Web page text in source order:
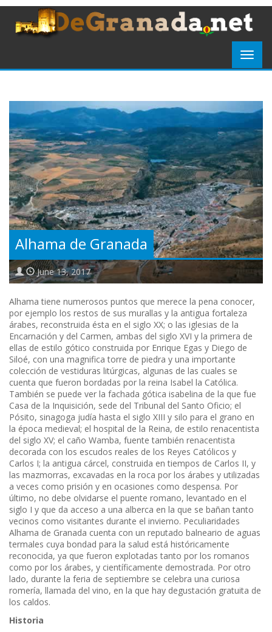
Alhama de Granada
June 13, 2017
Alhama tiene numerosos puntos que merece la pena conocer,
por ejemplo los restos de sus murallas y la antigua fortaleza
árabes, reconstruida ésta en el siglo XX; o las iglesias de la
Encarnación y del Carmen, ambas del siglo XVI y la primera de
ellas de estilo gótico construida por Enrique Egas y Diego de
Siloé, con una magnifica torre de piedra y una importante
colección de vestiduras litúrgicas, algunas de las cuales se
cuenta que fueron bordadas por la reina Isabel la Católica.
También se puede ver la fachada gótica isabelina de la que fue
Casa de la Inquisición, sede del Tribunal del Santo Oficio; el
Pósito, sinagoga judía hasta el siglo XIII y silo para el grano en
la época medieval; el hospital de la Reina, de estilo renacentista
del siglo XV; el caño Wamba, fuente también renacentista
decorada con los escudos reales de los Reyes Católicos y
Carlos I; la antigua cárcel, construida en tiempos de Carlos II, y
las mazmorras, excavadas en la roca por los árabes y utilizadas
a veces como prisión y en ocasiones como despensa. Por
último, no debe olvidarse el puente romano, levantado en el
siglo I y que da acceso a una alberca en la que se bañan tanto
vecinos como visitantes durante el invierno. Peculiaridades
Alhama de Granada cuenta con un reputado balneario de aguas
termales cuya bondad para la salud está históricamente
reconocida, ya que fueron explotadas tanto por los romanos
como por los árabes, y científicamente demostrada. Por otro
lado, durante la feria de septiembre se celebra una curiosa
romería, llamada del vino, en la que hay degustación gratuita de
los caldos.
Historia